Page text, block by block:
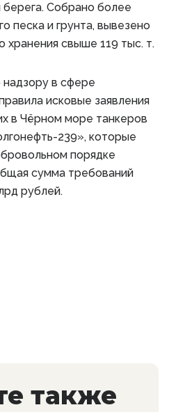
Собрано более
песка и грунта, вывезено
хранения свыше 119 тыс. т.
в сфере
исковые заявления
в Чёрном море танкеров
239», которые
порядке
сумма требований
рублей.
также